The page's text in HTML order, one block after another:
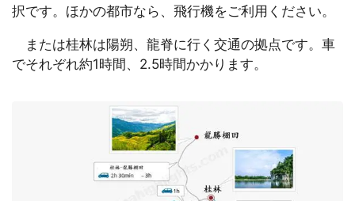
択です。ほかの都市なら、飛行機をご利用ください。
または桂林は陽朔、龍脊に行く交通の拠点です。車
でそれぞれ約1時間、2.5時間かかります。